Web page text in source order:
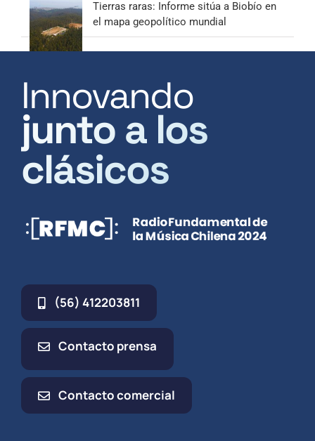
Tierras raras: Informe sitúa a Biobío en
el mapa geopolítico mundial
Innovando
junto a los
clásicos
(56) 412203811
Contacto prensa
Contacto comercial